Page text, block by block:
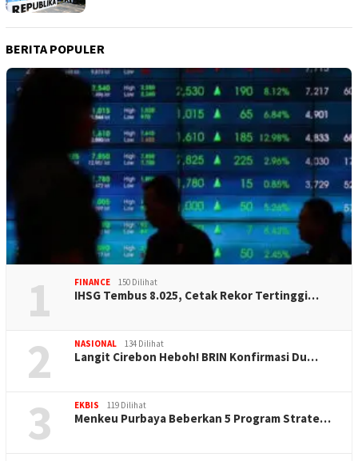
BERITA POPULER
1 FINANCE 150 Dilihat
IHSG Tembus 8.025, Cetak Rekor Tertinggi…
2 NASIONAL 134 Dilihat
Langit Cirebon Heboh! BRIN Konfirmasi Du…
3 EKBIS 119 Dilihat
Menkeu Purbaya Beberkan 5 Program Strate…